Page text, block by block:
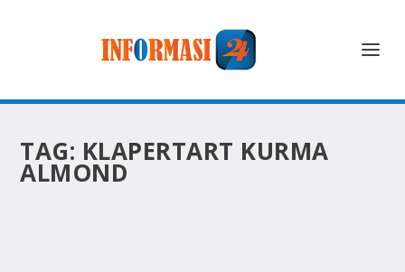
TAG: KLAPERTART KURMA
ALMOND